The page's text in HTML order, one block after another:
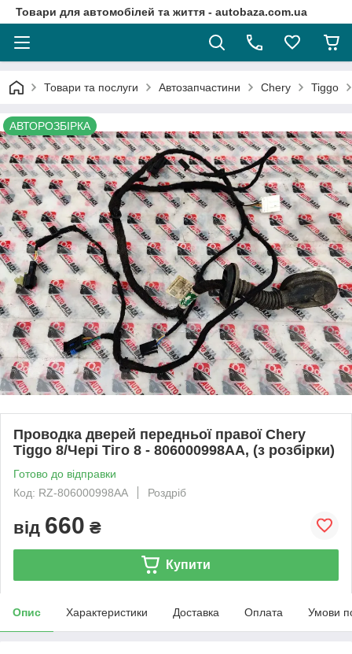
Товари для автомобілей та життя - autobaza.com.ua
Товари та послуги Автозапчастини Chery Tiggo
АВТОРОЗБІРКА
Проводка дверей передньої правої Chery
Tiggo 8/Чері Тіго 8 - 806000998AA, (з розбірки)
Готово до відправки
Код: RZ-806000998AA
Роздріб
від 660 ₴
Купити
Опис Характеристики Доставка Оплата Умови